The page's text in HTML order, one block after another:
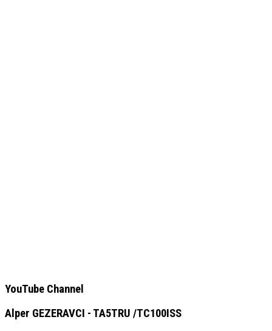
YouTube Channel
Alper GEZERAVCI - TA5TRU /TC100ISS